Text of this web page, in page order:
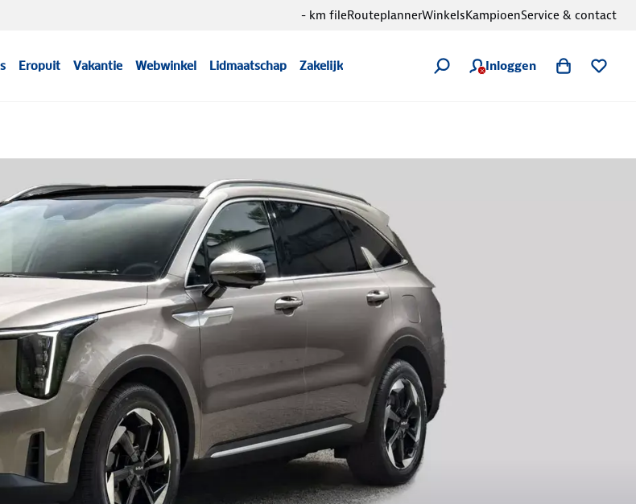
Eropuit Vakantie Webwinkel Lidmaatschap Zakelijk Inloggen
- km fileRouteplannerWinkelsKampioenService & contact